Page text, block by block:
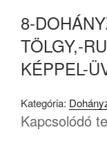
8-
TÖLGY,-
KÉPPEL-
Kategória:
Kapcsolódó